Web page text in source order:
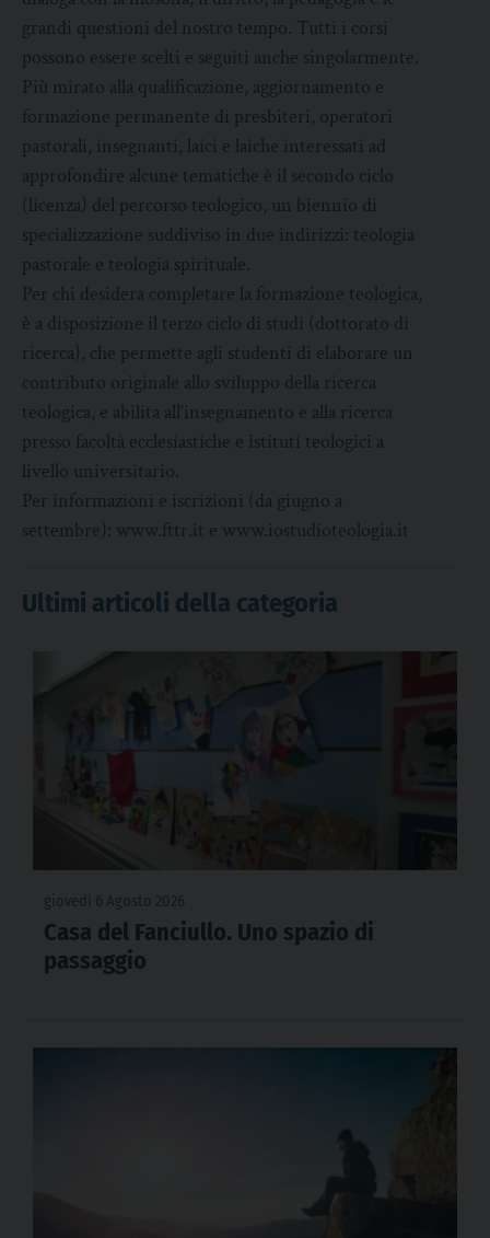
grandi questioni del nostro tempo. Tutti i corsi
possono essere scelti e seguiti anche singolarmente.
Più mirato alla qualificazione, aggiornamento e
formazione permanente di presbiteri, operatori
pastorali, insegnanti, laici e laiche interessati ad
approfondire alcune tematiche è il secondo ciclo
(licenza) del percorso teologico, un biennio di
specializzazione suddiviso in due indirizzi: teologia
pastorale e teologia spirituale.
Per chi desidera completare la formazione teologica,
è a disposizione il terzo ciclo di studi (dottorato di
ricerca), che permette agli studenti di elaborare un
contributo originale allo sviluppo della ricerca
teologica, e abilita all’insegnamento e alla ricerca
presso facoltà ecclesiastiche e istituti teologici a
livello universitario.
Per informazioni e iscrizioni (da giugno a
settembre): www.fttr.it e www.iostudioteologia.it
Ultimi articoli della categoria
Casa del Fanciullo. Uno spazio di
passaggio